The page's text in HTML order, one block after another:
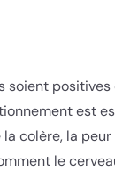
soient positives
est
colère, la
le